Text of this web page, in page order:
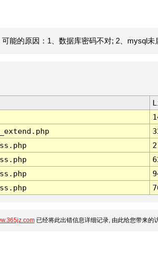
能的原因：1、数据库密码不对; 2、mysql未
已经将此出错信息详细记录, 由此给您带来的